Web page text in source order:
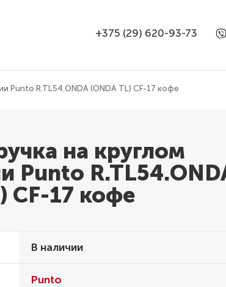
+375 (29) 620-93-73
Punto R.TL54.ONDA (ONDA TL) CF-17 кофе
на круглом
Punto
CF-17 кофе
В наличии
Punto